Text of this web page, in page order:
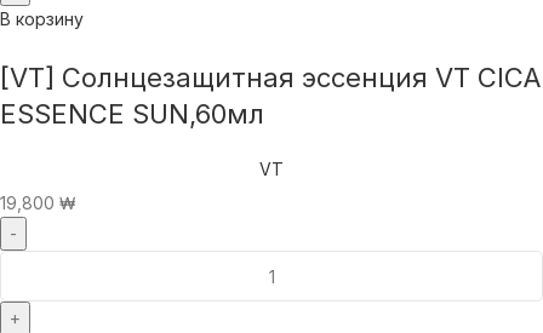
В корзину
[VT] Солнцезащитная эссенция VT CICA
ESSENCE SUN,60мл
VT
19,800 ₩